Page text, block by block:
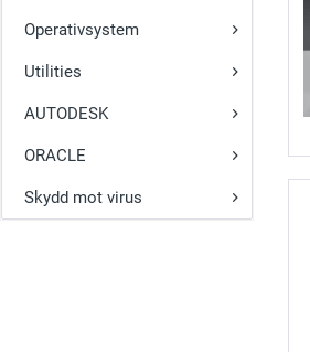
Operativsystem
Utilities
AUTODESK
ORACLE
Skydd mot virus